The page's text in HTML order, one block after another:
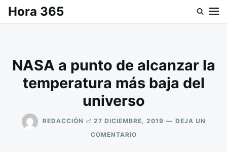
SaltarBuscar:
Hora 365
NASA a punto de alcanzar la
temperatura más baja del
universo
REDACCIÓN el 27 DICIEMBRE, 2019
DEJA UN
COMENTARIOEN